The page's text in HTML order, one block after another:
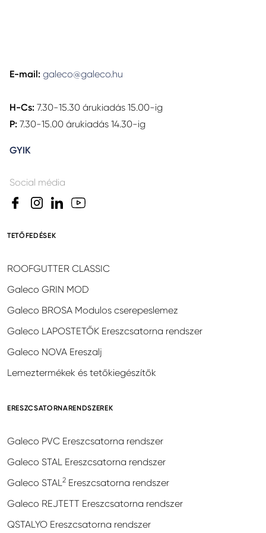
E-mail: galeco@galeco.hu
H-Cs: 7.30-15.30 árukiadás 15.00-ig
P: 7.30-15.00 árukiadás 14.30-ig
GYIK
Social média
TETŐFEDÉSEK
ROOFGUTTER CLASSIC
Galeco GRIN MOD
Galeco BROSA Modulos cserepeslemez
Galeco LAPOSTETŐK Ereszcsatorna rendszer
Galeco NOVA Ereszalj
Lemeztermékek és tetőkiegészítők
ERESZCSATORNARENDSZEREK
Galeco PVC Ereszcsatorna rendszer
Galeco STAL Ereszcsatorna rendszer
Galeco STAL2 Ereszcsatorna rendszer
Galeco REJTETT Ereszcsatorna rendszer
QSTALYO Ereszcsatorna rendszer